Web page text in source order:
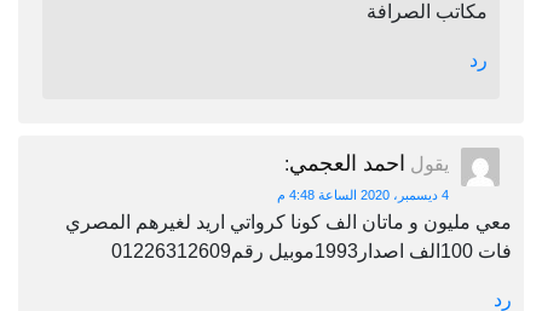
مكاتب الصرافة
رد
يقول احمد العجمي:
4 ديسمبر، 2020 الساعة 4:48 م
معي مليون و ماتان الف كونا كرواتي اريد لغيرهم المصري
فات 100الف اصدار1993موبيل رقم01226312609
رد